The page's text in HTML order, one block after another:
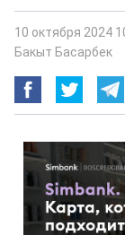
10 октября 2024
Бакыт Басарбек